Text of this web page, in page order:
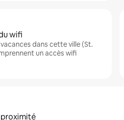
wifi
dans cette ville (St.
un accès wifi